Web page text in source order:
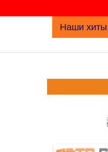
Наши хиты